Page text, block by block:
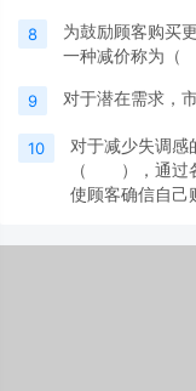
8
为鼓励顾客购买
一种减价称为
9 对于潜在需求
10
对于减少失调感
（ ），通过各
使顾客确信自己